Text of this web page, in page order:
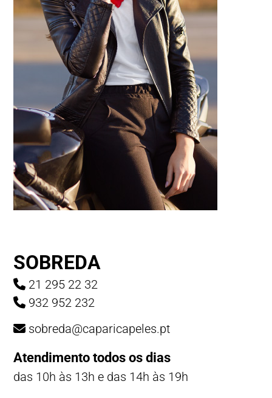
SOBREDA
21 295 22 32
932 952 232
sobreda@caparicapeles.pt
Atendimento todos os dias
das 10h às 13h e das 14h às 19h